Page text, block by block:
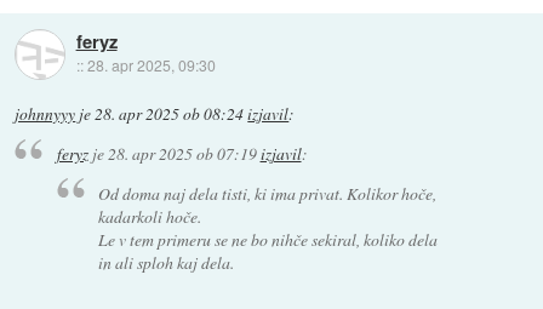
feryz
::28. apr 2025, 09:30
johnnyyy je28. apr 2025 ob 08:24izjavil:
feryzje28. apr 2025 ob 07:19izjavil:
Od doma naj dela tisti, ki ima privat. Kolikor hoče,
kadarkoli hoče.
Le v tem primeru se ne bo nihče sekiral, koliko dela
in ali sploh kaj dela.